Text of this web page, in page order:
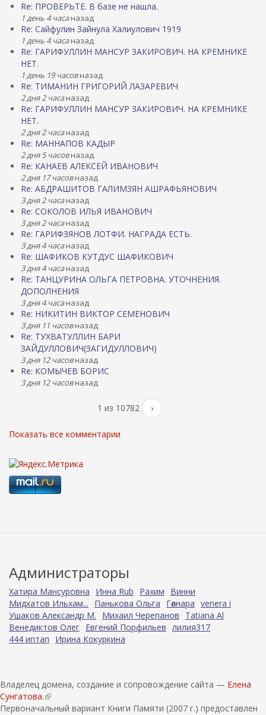
Re: ПРОВЕРЬТЕ. В базе не нашла.
1 день 4 часаназад
Re: Сайфулин Зайнула Халиулович 1919
1 день 4 часаназад
Re: ГАРИФУЛЛИН МАНСУР ЗАКИРОВИЧ. НА КРЕМНИКЕ
НЕТ.
1 день 19 часовназад
Re: ТИМАНИН ГРИГОРИЙ ЛАЗАРЕВИЧ
2 дня 2 часаназад
Re: ГАРИФУЛЛИН МАНСУР ЗАКИРОВИЧ. НА КРЕМНИКЕ
НЕТ.
2 дня 2 часаназад
Re: МАННАПОВ КАДЫР
2 дня 5 часовназад
Re: КАНАЕВ АЛЕКСЕЙ ИВАНОВИЧ
2 дня 17 часовназад
Re: АБДРАШИТОВ ГАЛИМЗЯН АШРАФЬЯНОВИЧ
3 дня 2 часаназад
Re: СОКОЛОВ ИЛЬЯ ИВАНОВИЧ
3 дня 2 часаназад
Re: ГАРИФЗЯНОВ ЛОТФИ. НАГРАДА ЕСТЬ.
3 дня 4 часаназад
Re: ШАФИКОВ КУТДУС ШАФИКОВИЧ
3 дня 4 часаназад
Re: ТАНЦУРИНА ОЛЬГА ПЕТРОВНА. УТОЧНЕНИЯ.
ДОПОЛНЕНИЯ
3 дня 4 часаназад
Re: НИКИТИН ВИКТОР СЕМЕНОВИЧ
3 дня 11 часовназад
Re: ТУХВАТУЛЛИН БАРИ
ЗАЙДУЛЛОВИЧ(ЗАГИДУЛЛОВИЧ)
3 дня 12 часовназад
Re: КОМЫЧЕВ БОРИС
3 дня 12 часовназад
1 из 10782 ›
Показать все комментарии
Администраторы
Хатира Мансуровна Инна Rub Рахим
Винни
Мидхатов Ильхам...
Панькова Ольга Гөлнара venera i
Ушаков Александр М.
Михаил Черепанов
Tatiana Al
Венедиктов Олег Евгений Порфильев лилия317
444 иптап
Ирина Кокуркина
Владелец домена, создание и сопровождение сайта — Елена
Сунгатова.(
в
Первоначальный вариант Книги Памяти (2007 г.) предоставлен